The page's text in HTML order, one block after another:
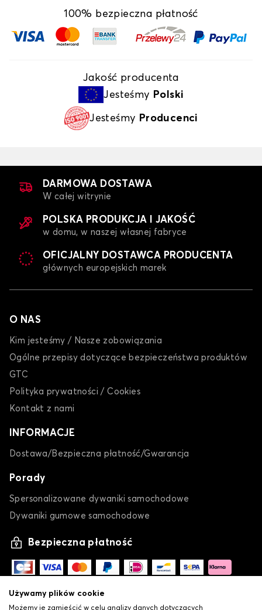
100% bezpieczna płatność
Jakość producenta
Jesteśmy Polski
Jesteśmy Producenci
DARMOWA DOSTAWA
W całej witrynie
POLSKA PRODUKCJA I JAKOŚĆ
w domu, w naszej własnej fabryce
OFICJALNY DOSTAWCA PRODUCENTA
głównych europejskich marek
O NAS
Kim jesteśmy / Nasze zobowiązania
Ogólne przepisy dotyczące bezpieczeństwa produktów
GTC
Polityka prywatności / Cookies
Kontakt z nami
INFORMACJE
Dostawa/Bezpieczna płatność/Gwarancja
Porady
Spersonalizowane dywaniki samochodowe
Dywaniki gumowe samochodowe
Bezpieczna płatność
Używamy plików cookie
Możemy je zamieścić w celu analizy danych dotyczących